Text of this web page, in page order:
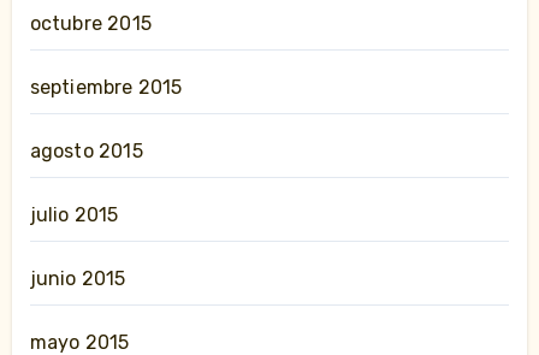
octubre 2015
septiembre 2015
agosto 2015
julio 2015
junio 2015
mayo 2015